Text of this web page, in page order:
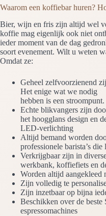
Waarom een koffiebar huren?
Bier, wijn en fris zijn altijd wel
koffie mag eigenlijk ook niet
ieder moment van de dag
soort evenement. Wilt u weten
Omdat ze:
Geheel zelfvoorzienend
Het enige wat we nodig
hebben is een stroompunt.
Echte blikvangers zijn
het hoogglans design en
LED-verlichting
Altijd bemand worden
professionele barista’s die
Verkrijgbaar zijn in
werkbank, koffiefiets en
Worden altijd aangekleed
Zijn volledig te
Zijn inzetbaar op bijna
Beschikken over de
espressomachines